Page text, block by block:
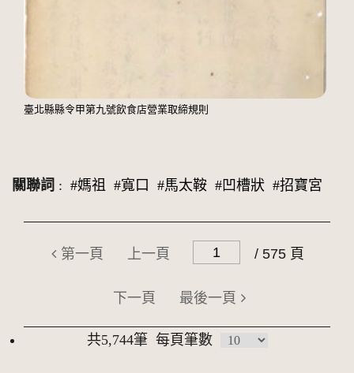
臺北縣縣令甲第九號飲食店營業取締規則
關聯詞 : #媽祖 #寬口 #馬太鞍 #凹槽狀 #招寶宮
第一頁 上一頁 / 575 頁
下一頁 最後一頁
共5,744筆 每頁筆數